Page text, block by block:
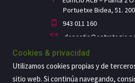
Portuetxe Bidea, 51.
943 011 160
Cookies & privacidad
Utilizamos cookies propias y de
sitio web. Si continúa navegando,